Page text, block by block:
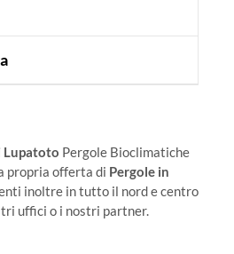
Lupatoto Pergole Bioclimatiche
propria offerta di Pergole in
inoltre in tutto il nord e centro
uffici o i nostri partner.